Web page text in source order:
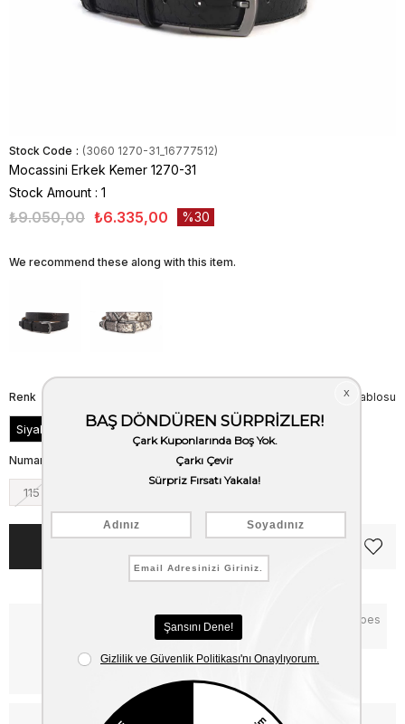
Stock Code (3060 1270-31_16777512)
Mocassini Erkek Kemer 1270-31
Stock Amount : 1
₺9.050,00 ₺6.335,00 30
We recommend these along with this item.
Beden Tablosu
Renk
Siyah
Numara
115
Notify me when the price goes
down